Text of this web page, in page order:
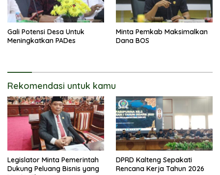
Gali Potensi Desa Untuk
Meningkatkan PADes
Minta Pemkab Maksimalkan
Dana BOS
Rekomendasi untuk kamu
Legislator Minta Pemerintah
Dukung Peluang Bisnis yang
DPRD Kalteng Sepakati
Rencana Kerja Tahun 2026